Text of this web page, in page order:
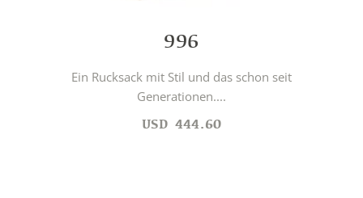
996
Ein Rucksack mit Stil und das schon seit
Generationen....
USD 444.60